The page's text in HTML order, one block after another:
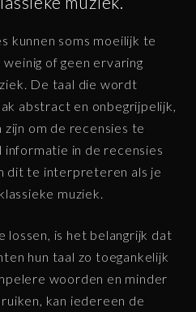
kunnen soms moeilijk te
of geen ervaring
De taal die wordt
abstract en onbegrijpelijk,
om de recensies te
in de recensies
dit te interpreteren als je
muziek.
lossen, is het belangrijk dat
hun taal zo toegankelijk
woorden en minder
kan iedereen de